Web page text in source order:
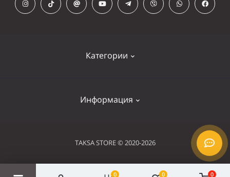
0 0 0
Категории
Информация
Контакты
Условия использования
TAKSA STORE © 2020-2026